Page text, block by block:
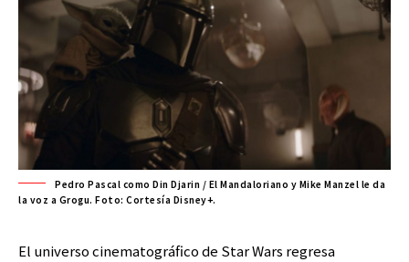
Pedro Pascal como Din Djarin / El Mandaloriano y Mike Manzel le da
la voz a Grogu. Foto: Cortesía Disney+.
El universo cinematográfico de Star Wars regresa